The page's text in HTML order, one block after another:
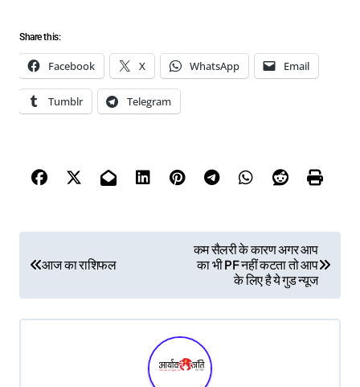
Share this:
Facebook X WhatsApp Email
Tumblr Telegram
s
t
आज का राशिफल
कम सैलरी के कारण अगर आप
का भी PF नहीं कटता तो आप
के लिए है ये गुड न्यूज